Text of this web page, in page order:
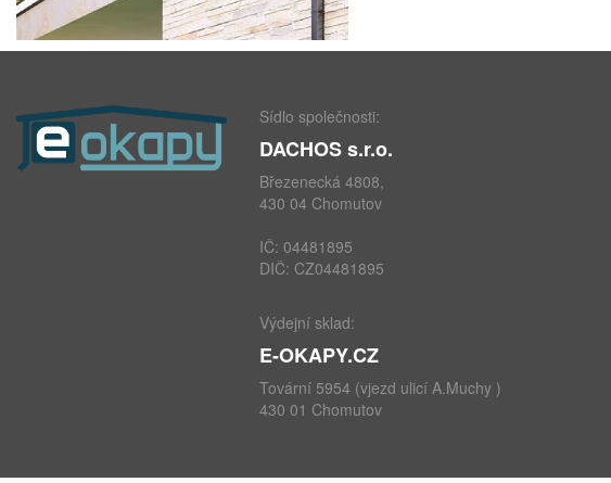
Sídlo společnosti:
DACHOS s.r.o.
Březenecká 4808,
430 04 Chomutov
IČ: 04481895
DIČ: CZ04481895
Výdejní sklad:
E-OKAPY.CZ
Tovární 5954 (vjezd ulicí A.Muchy )
430 01 Chomutov